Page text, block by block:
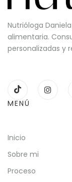
Nutrióloga
alimentaria.
personalizadas y
MENÚ
Inicio
Sobre mi
Proceso